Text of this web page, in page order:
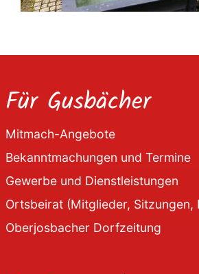
Für Gusbächer
Mitmach-Angebote
Bekanntmachungen und Termine
Gewerbe und Dienstleistungen
Ortsbeirat (Mitglieder, Sitzungen,
Oberjosbacher Dorfzeitung